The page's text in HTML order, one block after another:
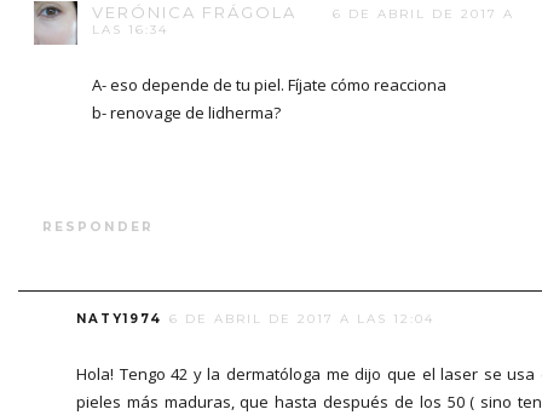
VERÓNICA FRÁGOLA
6 DE ABRIL DE 2017 A
LAS 16:34
A- eso depende de tu piel. Fíjate cómo reacciona
b- renovage de lidherma?
RESPONDER
NATY1974 6 DE ABRIL DE 2017 A LAS 12:04
Hola! Tengo 42 y la dermatóloga me dijo que el laser se usa
pieles más maduras, que hasta después de los 50 ( sino